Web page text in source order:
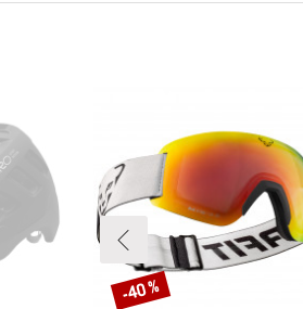
Remise
-40 %